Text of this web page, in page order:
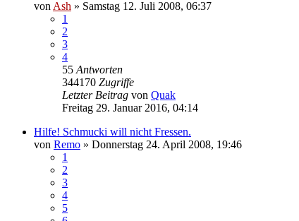
von Ash » Samstag 12. Juli 2008, 06:37
1
2
3
4
55 Antworten
344170 Zugriffe
Letzter Beitrag von Quak
Freitag 29. Januar 2016, 04:14
Hilfe! Schmucki will nicht Fressen.
von Remo » Donnerstag 24. April 2008, 19:46
1
2
3
4
5